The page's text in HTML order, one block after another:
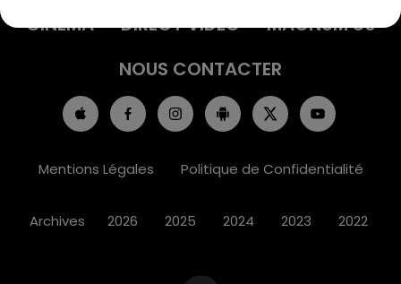
CINÉMA
DIRECT VIDÉO
MAGNUM 80
NOUS CONTACTER
Mentions Légales Politique de Confidentialité
Archives 2026 2025 2024 2023 2022